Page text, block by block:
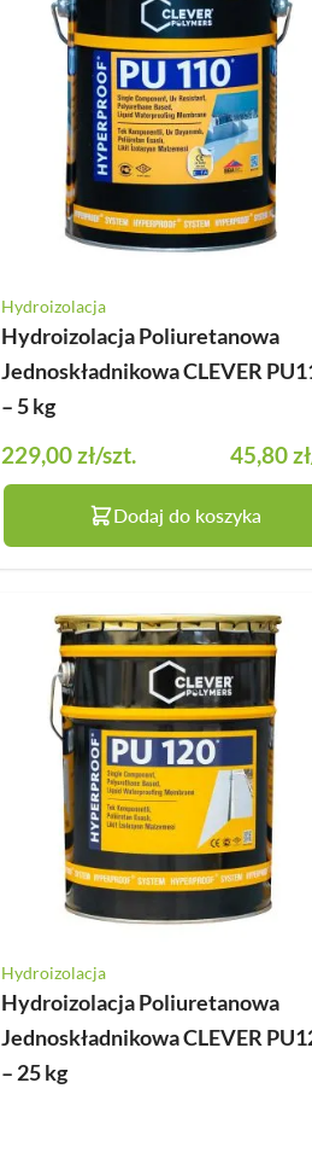
Hydroizolacja
Hydroizolacja Poliuretanowa
Jednoskładnikowa CLEVER
– 5 kg
229,00 zł/szt. 45,80 zł
Dodaj do koszyka
Hydroizolacja
Hydroizolacja Poliuretanowa
Jednoskładnikowa CLEVER
– 25 kg